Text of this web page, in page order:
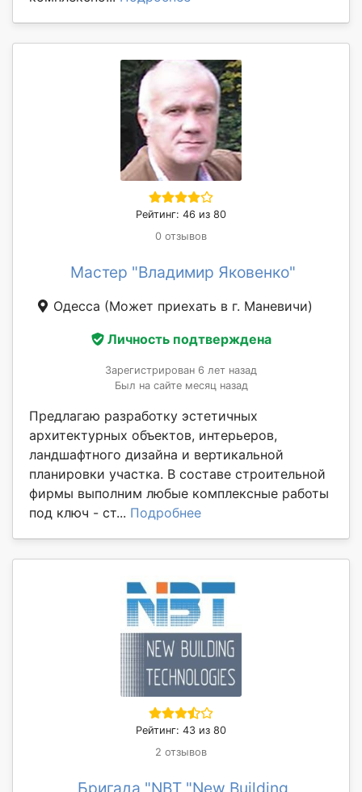
Рейтинг: 46 из 80
0 отзывов
Мастер "Владимир Яковенко"
Одесса (Может приехать в г. Маневичи)
Личность подтверждена
Зарегистрирован 6 лет назад
Был на сайте месяц назад
Предлагаю разработку эстетичных
архитектурных объектов, интерьеров,
ландшафтного дизайна и вертикальной
планировки участка. В составе строительной
фирмы выполним любые комплексные работы
под ключ - ст... Подробнее
Рейтинг: 43 из 80
2 отзывов